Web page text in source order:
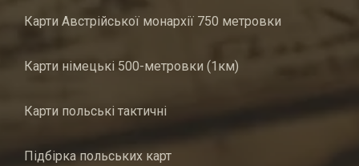
Карти Австрійської монархії 750 метровки
Карти німецькі 500-метровки (1км)
Карти польські тактичні
Підбірка польських карт